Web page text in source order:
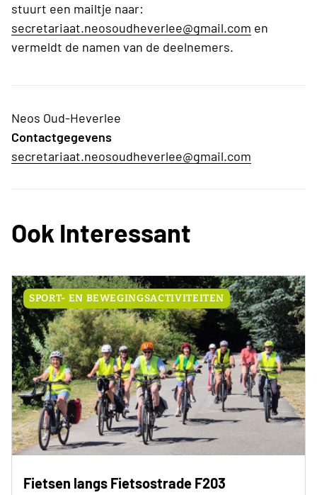
stuurt een mailtje naar:
secretariaat.neosoudheverlee@gmail.com en
vermeldt de namen van de deelnemers.
Neos Oud-Heverlee
Contactgegevens
secretariaat.neosoudheverlee@gmail.com
Ook Interessant
SPORT- EN BEWEGINGSACTIVITEITEN
Fietsen langs Fietsostrade F203